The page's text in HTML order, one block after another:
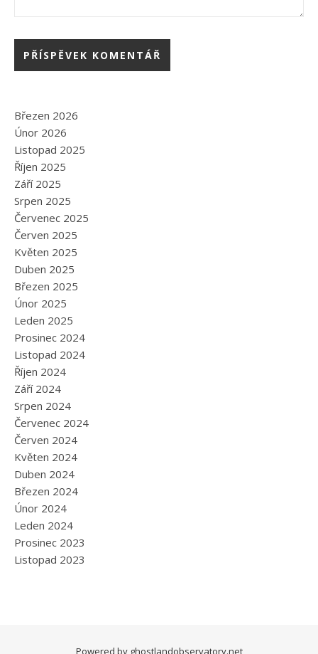
Březen 2026
Únor 2026
Listopad 2025
Říjen 2025
Září 2025
Srpen 2025
Červenec 2025
Červen 2025
Květen 2025
Duben 2025
Březen 2025
Únor 2025
Leden 2025
Prosinec 2024
Listopad 2024
Říjen 2024
Září 2024
Srpen 2024
Červenec 2024
Červen 2024
Květen 2024
Duben 2024
Březen 2024
Únor 2024
Leden 2024
Prosinec 2023
Listopad 2023
Powered by ghostlandobservatory.net